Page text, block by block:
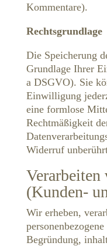
Kommentare).
Rechtsgrundlage
Die Speicherung
Grundlage Ihrer
a DSGVO). Sie
Einwilligung
eine formlose
Rechtmäßigkeit
Widerruf
Verarbeiten
(Kunden-
Wir erheben,
Begründung,